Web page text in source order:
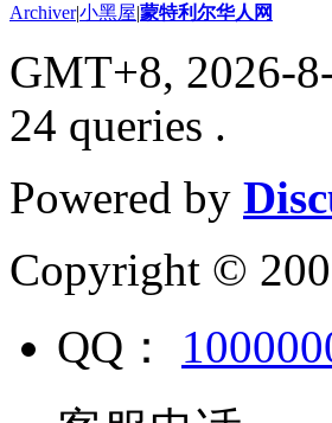
Archiver|小黑屋|蒙特利尔华人网
GMT+8, 2026-
24 queries .
Powered by
Copyright ©
QQ：